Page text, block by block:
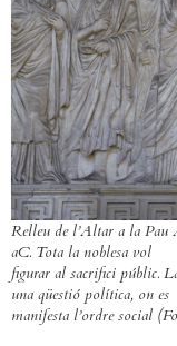
Relleu de l’Altar a la Pau
aC. Tota la noblesa vol
figurar al sacrifici públic.
una qüestió política, on es
manifesta l’ordre social